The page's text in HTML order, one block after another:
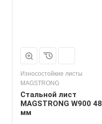
Износостойкие листы
MAGSTRONG
Стальной лист
MAGSTRONG W900 48
мм